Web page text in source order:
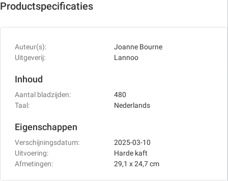
Productspecificaties
Auteur(s):
Joanne Bourne
Uitgeverij:
Lannoo
Inhoud
Aantal bladzijden:
480
Taal:
Nederlands
Eigenschappen
Verschijningsdatum:
2025-03-10
Uitvoering:
Harde kaft
Afmetingen:
29,1 x 24,7 cm